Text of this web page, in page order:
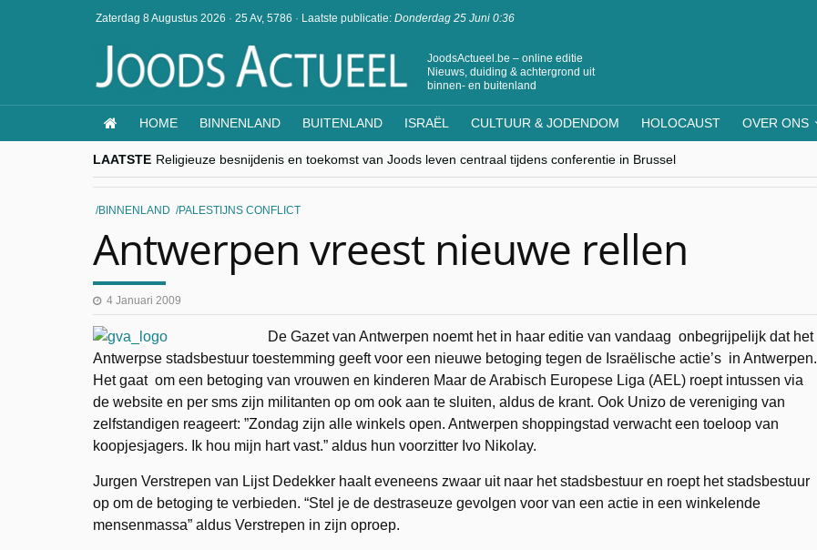
Zaterdag 8 Augustus 2026 · 25 Av, 5786 · Laatste publicatie: Donderdag 25 Juni 0:36
JoodsActueel.be – online editie
Nieuws, duiding & achtergrond uit
binnen- en buitenland
HOME BINNENLAND BUITENLAND ISRAËL CULTUUR & JODENDOM HOLOCAUST OVER ONS
LAATSTE Religieuze besnijdenis en toekomst van Joods leven centraal tijdens conferentie in Brussel
“Besnijdenisdebat toont hoe moeilijk seculiere Westen minderheden begrijpt”, Jinnih Beels (Vooruit)
CITYTRIP | ROEMENIË – Boekarest: de verrassing van Oost-Europa
“Vandaag zit elke Jood in België op de beklaagdenbank”
BINNENLAND PALESTIJNS CONFLICT
Antwerpen vreest nieuwe rellen
4 Januari 2009
De Gazet van Antwerpen noemt het in haar editie van vandaag onbegrijpelijk dat het
Antwerpse stadsbestuur toestemming geeft voor een nieuwe betoging tegen de Israëlische actie’s in Antwerpen.
Het gaat om een betoging van vrouwen en kinderen Maar de Arabisch Europese Liga (AEL) roept intussen via
de website en per sms zijn militanten op om ook aan te sluiten, aldus de krant. Ook Unizo de vereniging van
zelfstandigen reageert: ”Zondag zijn alle winkels open. Antwerpen shoppingstad verwacht een toeloop van
koopjesjagers. Ik hou mijn hart vast.” aldus hun voorzitter Ivo Nikolay.
Jurgen Verstrepen van Lijst Dedekker haalt eveneens zwaar uit naar het stadsbestuur en roept het stadsbestuur
op om de betoging te verbieden. “Stel je de destraseuze gevolgen voor van een actie in een winkelende
mensenmassa” aldus Verstrepen in zijn oproep.